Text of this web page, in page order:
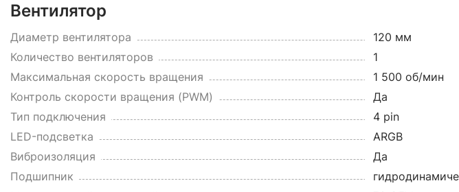
Вентилятор
Диаметр вентилятора
120 мм
Количество вентиляторов
1
Максимальная скорость вращения
1 500 об/мин
Контроль скорости вращения (PWM)
Да
Тип подключения
4 pin
LED-подсветка
ARGB
Виброизоляция
Да
Подшипник